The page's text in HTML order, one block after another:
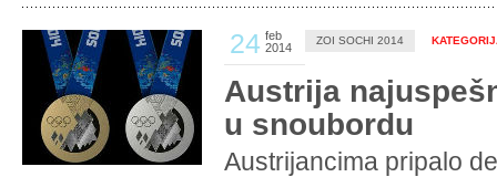
24 feb
2014
ZOI SOCHI 2014
Austrija
u snoubordu
Austrijancima pripalo